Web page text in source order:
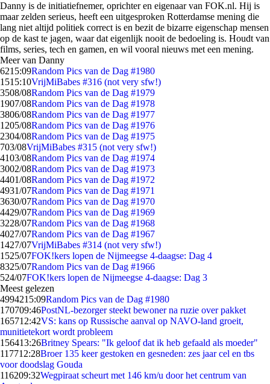
Danny is de initiatiefnemer, oprichter en eigenaar van FOK.nl. Hij is
maar zelden serieus, heeft een uitgesproken Rotterdamse mening die
lang niet altijd politiek correct is en bezit de bizarre eigenschap mensen
op de kast te jagen, waar dat eigenlijk nooit de bedoeling is. Houdt van
films, series, tech en gamen, en wil vooral nieuws met een mening.
Meer van Danny
6215:09Random Pics van de Dag #1980
1515:10VrijMiBabes #316 (not very sfw!)
3508/08Random Pics van de Dag #1979
1907/08Random Pics van de Dag #1978
3806/08Random Pics van de Dag #1977
1205/08Random Pics van de Dag #1976
2304/08Random Pics van de Dag #1975
703/08VrijMiBabes #315 (not very sfw!)
4103/08Random Pics van de Dag #1974
3002/08Random Pics van de Dag #1973
4401/08Random Pics van de Dag #1972
4931/07Random Pics van de Dag #1971
3630/07Random Pics van de Dag #1970
4429/07Random Pics van de Dag #1969
3228/07Random Pics van de Dag #1968
4027/07Random Pics van de Dag #1967
1427/07VrijMiBabes #314 (not very sfw!)
1525/07FOK!kers lopen de Nijmeegse 4-daagse: Dag 4
8325/07Random Pics van de Dag #1966
524/07FOK!kers lopen de Nijmeegse 4-daagse: Dag 3
Meest gelezen
4994215:09Random Pics van de Dag #1980
170709:46PostNL-bezorger steekt bewoner na ruzie over pakket
165712:42VS: kans op Russische aanval op NAVO-land groeit,
munitietekort wordt probleem
156413:26Britney Spears: "Ik geloof dat ik heb gefaald als moeder"
117712:28Broer 135 keer gestoken en gesneden: zes jaar cel en tbs
voor doodslag Gouda
116209:32Wegpiraat scheurt met 146 km/u door het centrum van